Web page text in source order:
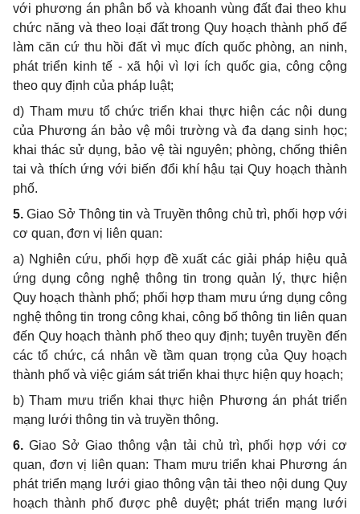
với phương án phân bổ và khoanh vùng đất đai theo khu
chức năng và theo loại đất trong Quy hoạch thành phố để
làm căn cứ thu hồi đất vì mục đích quốc phòng, an ninh,
phát triển kinh tế - xã hội vì lợi ích quốc gia, công cộng
theo quy định của pháp luật;
d) Tham mưu tổ chức triển khai thực hiện các nội dung
của Phương án bảo vệ môi trường và đa dạng sinh học;
khai thác sử dụng, bảo vệ tài nguyên; phòng, chống thiên
tai và thích ứng với biến đổi khí hậu tại Quy hoạch thành
phố.
5. Giao Sở Thông tin và Truyền thông chủ trì, phối hợp với
cơ quan, đơn vị liên quan:
a) Nghiên cứu, phối hợp đề xuất các giải pháp hiệu quả
ứng dụng công nghệ thông tin trong quản lý, thực hiện
Quy hoạch thành phố; phối hợp tham mưu ứng dụng công
nghệ thông tin trong công khai, công bố thông tin liên quan
đến Quy hoạch thành phố theo quy định; tuyên truyền đến
cáctổ chức, cá nhân về tầm quan trọng của Quy hoạch
thành phố và việc giám sát triển khai thực hiện quy hoạch;
b)Tham mưu triển khai thực hiện Phương án phát triển
mạng lưới thông tin và truyền thông.
6. Giao Sở Giao thông vận tải chủ trì, phối hợp với cơ
quan, đơn vị liên quan: Tham mưu triển khai Phương án
phát triển mạng lưới giao thông vận tải theo nội dung Quy
hoạch thành phố được phê duyệt; phát triển mạng lưới